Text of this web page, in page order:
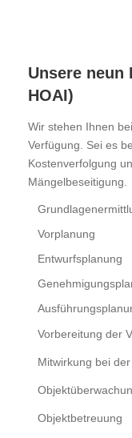
Unsere neun
HOAI)
Wir stehen Ihnen
Verfügung. Sei es
Kostenverfolgung
Mängelbeseitigung.
Vorplanung
Entwurfsplanung
Vorbereitung der
Mitwirkung bei
Objektbetreuung